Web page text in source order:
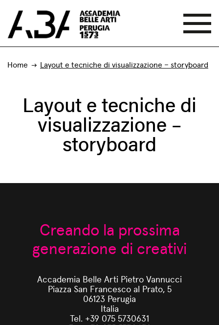
Home Layout e tecniche di visualizzazione – storyboard
Layout e tecniche di
visualizzazione –
storyboard
Creando la prossima
generazione di creativi
Accademia Belle Arti Pietro Vannucci
Piazza San Francesco al Prato, 5
06123 Perugia
Italia
Tel. +39 075 5730631